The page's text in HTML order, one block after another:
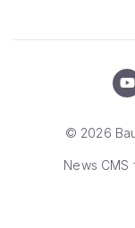
© 2026
News CMS